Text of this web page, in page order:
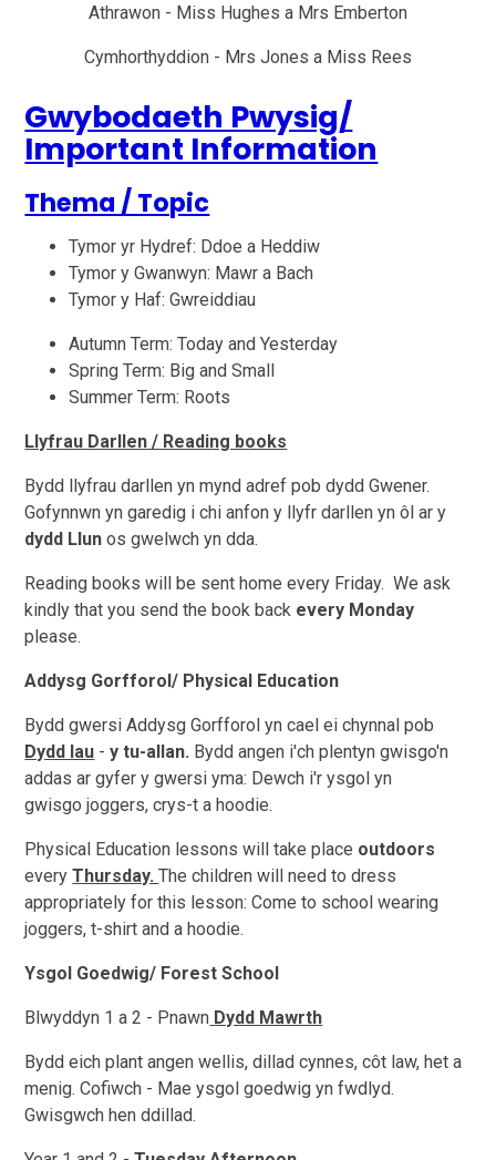
Athrawon - Miss Hughes a Mrs Emberton
Cymhorthyddion - Mrs Jones a Miss Rees
Gwybodaeth Pwysig/
Important Information
Thema / Topic
Tymor yr Hydref: Ddoe a Heddiw
Tymor y Gwanwyn: Mawr a Bach
Tymor y Haf: Gwreiddiau
Autumn Term: Today and Yesterday
Spring Term: Big and Small
Summer Term: Roots
Llyfrau Darllen / Reading books
Bydd llyfrau darllen yn mynd adref pob dydd Gwener.
Gofynnwn yn garedig i chi anfon y llyfr darllen yn ôl ar y
dydd Llun os gwelwch yn dda.
Reading books will be sent home every Friday. We ask
kindly that you send the book back every Monday
please.
Addysg Gorfforol/ Physical Education
Bydd gwersi Addysg Gorfforol yn cael ei chynnal pob
Dydd Iau - y tu-allan. Bydd angen i'ch plentyn gwisgo'n
addas ar gyfer y gwersi yma: Dewch i'r ysgol yn
gwisgo joggers, crys-t a hoodie.
Physical Education lessons will take place outdoors
everyThursday.The children will need to dress
appropriately for this lesson: Come to school wearing
joggers, t-shirt and a hoodie.
Ysgol Goedwig/ Forest School
Blwyddyn 1 a 2 - Pnawn Dydd Mawrth
Bydd eich plant angen wellis, dillad cynnes, côt law, het a
menig. Cofiwch - Mae ysgol goedwig yn fwdlyd.
Gwisgwch hen ddillad.